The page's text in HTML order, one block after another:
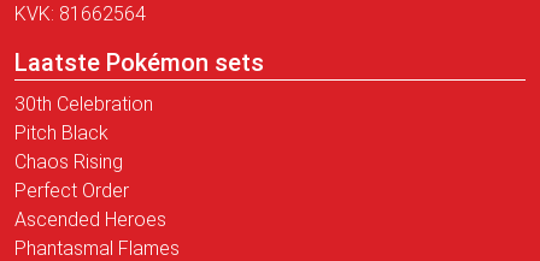
KVK: 81662564
Laatste Pokémon sets
30th Celebration
Pitch Black
Chaos Rising
Perfect Order
Ascended Heroes
Phantasmal Flames